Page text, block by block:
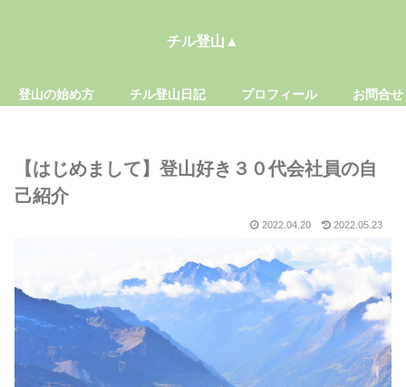
チル登山▲
登山の始め方 チル登山日記 プロフィール お問合せ
【はじめまして】登山好き３０代会社員の自
己紹介
2022.04.20 2022.05.23